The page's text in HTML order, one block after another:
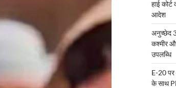
हाई
आदेश
अनुच्छेद
कश्मीर
उपलब्धि
E-20
के साथ